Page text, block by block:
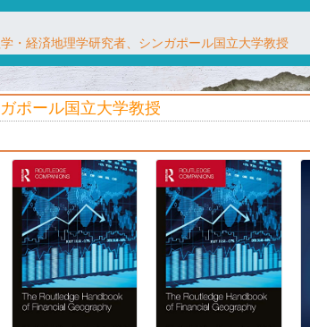
・経済地理学研究者、シンガポール国立大学教授
ポール国立大学教授